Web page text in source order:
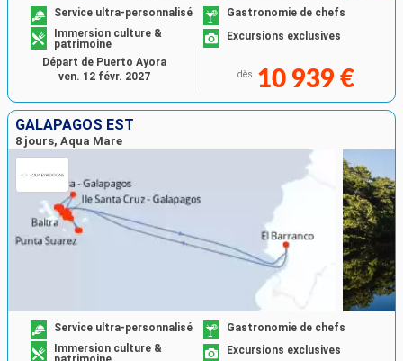
Service ultra-personnalisé
Gastronomie de chefs
Immersion culture &
patrimoine
Excursions exclusives
dès 10 939 €
Départ de Puerto Ayora
ven. 12 févr. 2027
GALAPAGOS EST
8 jours, Aqua Mare
Service ultra-personnalisé
Gastronomie de chefs
Immersion culture &
Excursions exclusives